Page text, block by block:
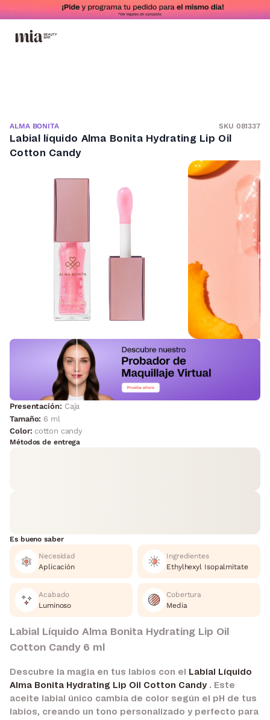
ALMA BONITA SKU 081337
Labial líquido Alma Bonita Hydrating Lip Oil
Cotton Candy
Presentación: Caja
Tamaño: 6 ml
Color:cotton candy
Métodos de entrega
Es bueno saber
Necesidad
Aplicación
Ingredientes
Ethylhexyl Isopalmitate
Acabado
Luminoso
Cobertura
Media
Labial Líquido Alma Bonita Hydrating Lip Oil
Cotton Candy 6 ml
Descubre la magia en tus labios con el
Labial Líquido
Alma Bonita Hydrating Lip Oil Cotton Candy . Este
aceite labial único cambia de color según el pH de tus
labios, creando un tono personalizado y perfecto para